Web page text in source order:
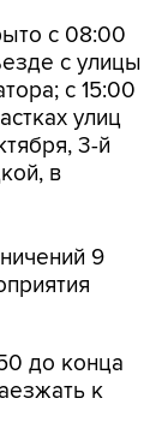
с 08:00
с улицы
с 15:00
улиц
3-й
в
9
до конца
к